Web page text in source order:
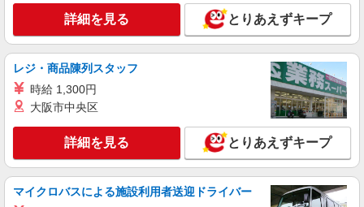
時給1550円〜2187円 ＜日払い有/週払い有/交
通費全支給(ガソリン代含む)＞
姫路市/最寄り：姫路駅
詳細を見る
派遣社員
英賀保駅|ホテルみたいな高齢者マンション！
見守り/生活補助等
時給1550円〜2187円 ＜日払い有/週払い有/交
通費全支給(ガソリン代含む)＞
詳細を見る とりあえずキープ
レジ・商品陳列スタッフ
時給 1,300円
大阪市中央区
詳細を見る とりあえずキープ
マイクロバスによる施設利用者送迎ドライバー